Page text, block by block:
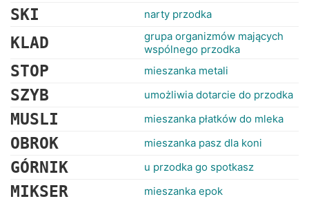
SKI narty przodka
KLAD
grupa organizmów mających
wspólnego przodka
STOP mieszanka metali
SZYB umożliwia dotarcie do przodka
MUSLI mieszanka płatków do mleka
OBROK mieszanka pasz dla koni
GÓRNIK u przodka go spotkasz
MIKSER mieszanka epok